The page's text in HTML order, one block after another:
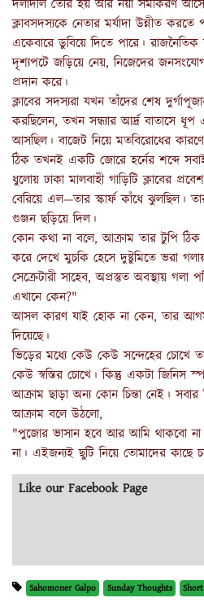
দলাদলি তৈরি হয় আর নয়া সমীকরণ
ক্লাবসদস্যকে নেতার মর্যাদা উন্নীত করতে
একেবারে ডুবিয়ে দিতে পারে। রাজনৈতিক
দৃশ্যপটে জড়িয়ে নেয়, নিজেদের
প্রদান করে।
ক্লাবের সদস্যরা যখন তাঁদের শেষ
করছিলেন, তখন সন্ধ্যার আর্দ্র বাতাসে ধূপ
আসছিল। বাজেট নিয়ে মতবিরোধের
ঠিক তখনই একটি জোরে হর্নের শব্দে
ধুলোয় ঢাকা মালবাহী গাড়িটি ক্লাবের
বেরিয়ে এল—তার স্কার্ফ কাঁধে ঝুলছিল।
গুঞ্জন ছড়িয়ে দিল।
কোন কথা না বলে, আক্রাম তার টুপি
করে দেখে মুচকি হেসে দুষ্টুমিতে ভরা
সেক্রেটারী সাহেব, অপ্রস্তুত অবস্থায় গলা
এখানে কেন?"
আসল কারণ যাই হোক না কেন, তার
দিয়েছে।
ভিড়ের মধ্যে কেউ কেউ সন্দেহের চোখে
কেউ স্বস্তির চোখে। কিন্তু একটা জিনিস
আক্রাম ছাড়া অন্য কোন চিন্তা নেই।
আক্রাম বলে উঠলো,
"পুজোর ভাসান হবে আর আমি থাকবো
না। এইজন্যই ছুটি নিয়ে তোমাদের কাছে
Like our Facebook Page
Sahomoner Galpo Sunday Thoughts